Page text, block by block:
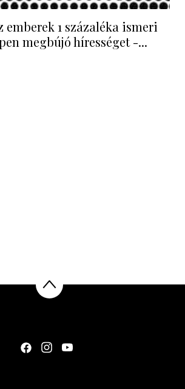
emberek 1 százaléka ismeri
megbújó hírességet -...